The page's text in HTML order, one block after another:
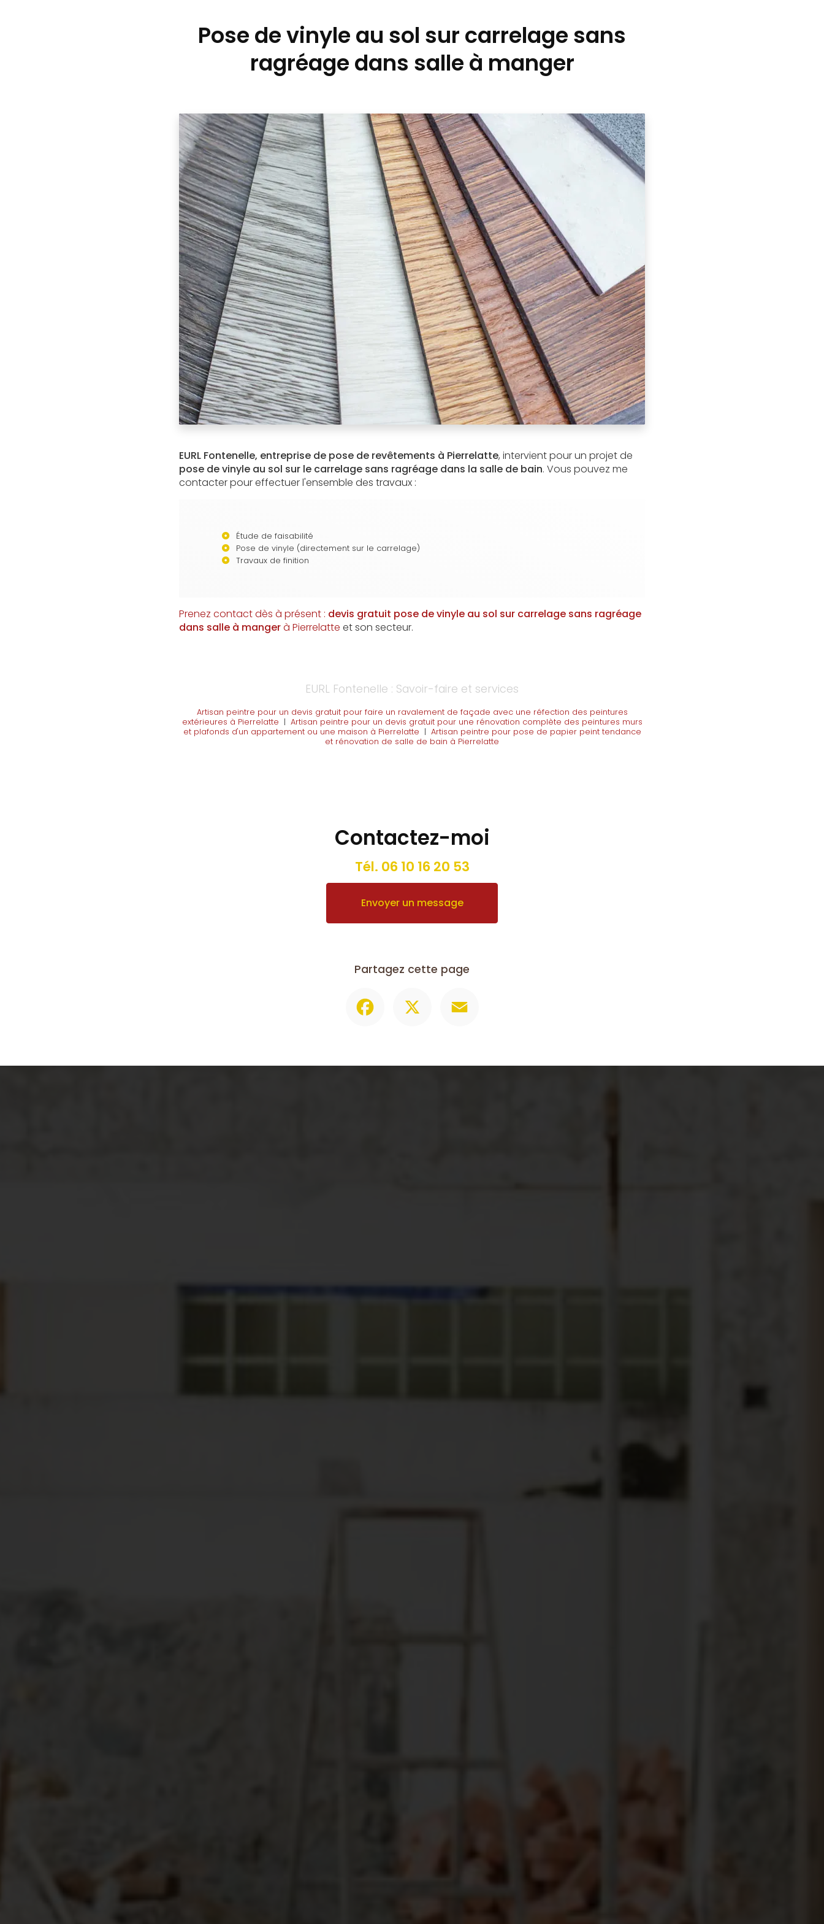
Pose de vinyle au sol sur carrelage sans
ragréage dans salle à manger
EURL Fontenelle, entreprise de pose de revêtements à Pierrelatte, intervient pour un projet de
pose de vinyle au sol sur le carrelage sans ragréage dans la salle de bain. Vous pouvez me
contacter pour effectuer l'ensemble des travaux :
Étude de faisabilité
Pose de vinyle (directement sur le carrelage)
Travaux de finition
Prenez contact dès à présent : devis gratuit pose de vinyle au sol sur carrelage sans ragréage
dans salle à mangerà Pierrelatte et son secteur.
EURL Fontenelle : Savoir-faire et services
Artisan peintre pour un devis gratuit pour faire un ravalement de façade avec une réfection des peintures
extérieures à Pierrelatte | Artisan peintre pour un devis gratuit pour une rénovation complète des peintures murs
et plafonds d'un appartement ou une maison à Pierrelatte | Artisan peintre pour pose de papier peint tendance
et rénovation de salle de bain à Pierrelatte
Contactez-moi
Tél. 06 10 16 20 53
Envoyer un message
Partagez cette page